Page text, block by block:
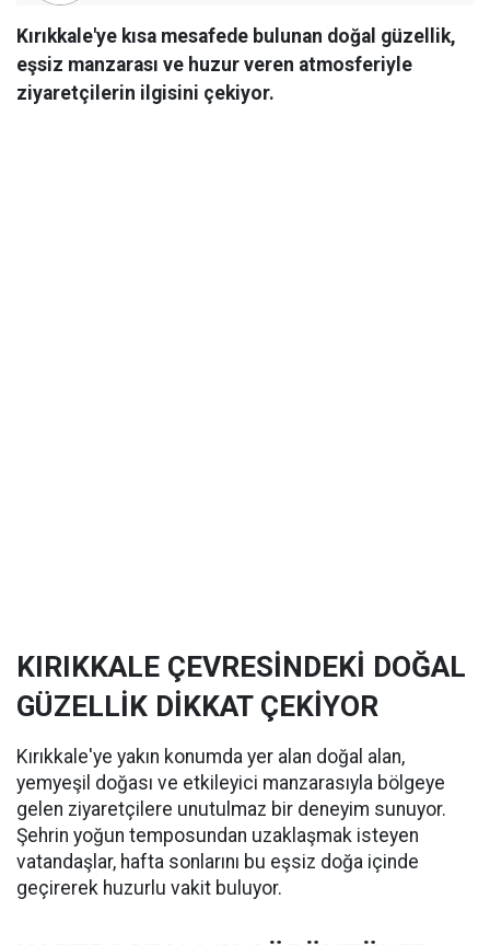
Kırıkkale'ye kısa mesafede bulunan doğal güzellik,
eşsiz manzarası ve huzur veren atmosferiyle
ziyaretçilerin ilgisini çekiyor.
KIRIKKALE ÇEVRESİNDEKİ DOĞAL
GÜZELLİK DİKKAT ÇEKİYOR
Kırıkkale'ye yakın konumda yer alan doğal alan,
yemyeşil doğası ve etkileyici manzarasıyla bölgeye
gelen ziyaretçilere unutulmaz bir deneyim sunuyor.
Şehrin yoğun temposundan uzaklaşmak isteyen
vatandaşlar, hafta sonlarını bu eşsiz doğa içinde
geçirerek huzurlu vakit buluyor.